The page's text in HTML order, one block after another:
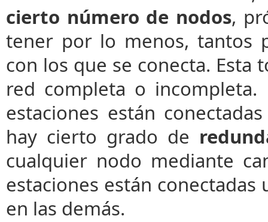
cierto número de nodos,
tener por lo menos, tantos
con los que se conecta.
red completa o
estaciones están
hay cierto grado de
cualquier nodo mediante
estaciones están
en las demás.